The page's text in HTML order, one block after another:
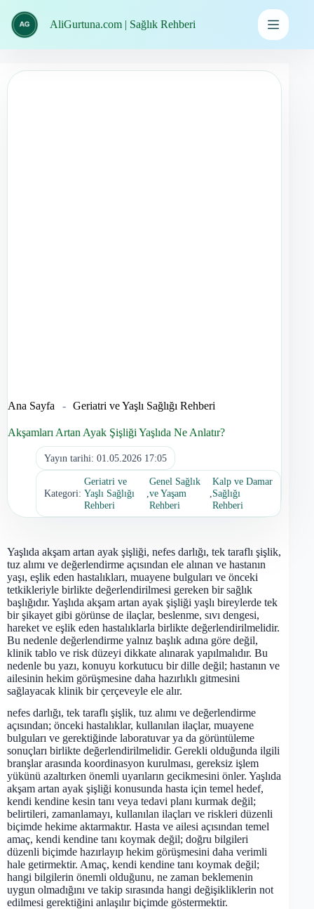
geç
AliGurtuna.com | Sağlık Rehberi
Ana Sayfa - Geriatri ve Yaşlı Sağlığı Rehberi
Akşamları Artan Ayak Şişliği Yaşlıda Ne Anlatır?
Yayın tarihi: 01.05.2026 17:05
Kategori:
Geriatri ve
Yaşlı Sağlığı
Rehberi
,
Genel Sağlık
ve Yaşam
Rehberi
,
Kalp ve Damar
Sağlığı
Rehberi
Yaşlıda akşam artan ayak şişliği, nefes darlığı, tek taraflı şişlik,
tuz alımı ve değerlendirme açısından ele alınan ve hastanın
yaşı, eşlik eden hastalıkları, muayene bulguları ve önceki
tetkikleriyle birlikte değerlendirilmesi gereken bir sağlık
başlığıdır. Yaşlıda akşam artan ayak şişliği yaşlı bireylerde tek
bir şikayet gibi görünse de ilaçlar, beslenme, sıvı dengesi,
hareket ve eşlik eden hastalıklarla birlikte değerlendirilmelidir.
Bu nedenle değerlendirme yalnız başlık adına göre değil,
klinik tablo ve risk düzeyi dikkate alınarak yapılmalıdır. Bu
nedenle bu yazı, konuyu korkutucu bir dille değil; hastanın ve
ailesinin hekim görüşmesine daha hazırlıklı gitmesini
sağlayacak klinik bir çerçeveyle ele alır.
nefes darlığı, tek taraflı şişlik, tuz alımı ve değerlendirme
açısından; önceki hastalıklar, kullanılan ilaçlar, muayene
bulguları ve gerektiğinde laboratuvar ya da görüntüleme
sonuçları birlikte değerlendirilmelidir. Gerekli olduğunda ilgili
branşlar arasında koordinasyon kurulması, gereksiz işlem
yükünü azaltırken önemli uyarıların gecikmesini önler. Yaşlıda
akşam artan ayak şişliği konusunda hasta için temel hedef,
kendi kendine kesin tanı veya tedavi planı kurmak değil;
belirtileri, zamanlamayı, kullanılan ilaçları ve riskleri düzenli
biçimde hekime aktarmaktır. Hasta ve ailesi açısından temel
amaç, kendi kendine tanı koymak değil; doğru bilgileri
düzenli biçimde hazırlayıp hekim görüşmesini daha verimli
hale getirmektir. Amaç, kendi kendine tanı koymak değil;
hangi bilgilerin önemli olduğunu, ne zaman beklemenin
uygun olmadığını ve takip sırasında hangi değişikliklerin not
edilmesi gerektiğini anlaşılır biçimde göstermektir.